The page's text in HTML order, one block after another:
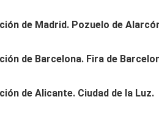
de Madrid. Pozuelo de
de Barcelona. Fira de
de Alicante. Ciudad de la Luz.